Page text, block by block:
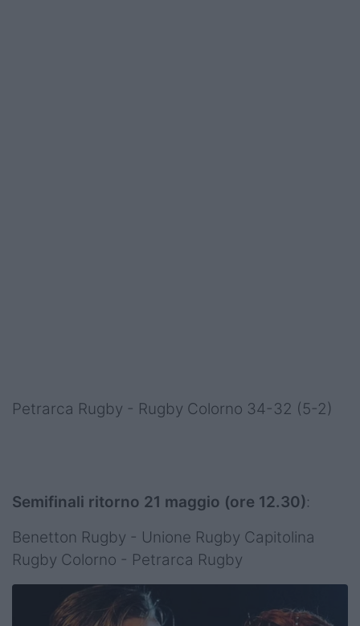
Petrarca Rugby - Rugby Colorno 34-32 (5-2)
Semifinali ritorno 21 maggio (ore 12.30):
Benetton Rugby - Unione Rugby Capitolina
Rugby Colorno - Petrarca Rugby